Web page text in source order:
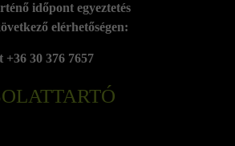
időpont egyeztetés
elérhetőségen:
+36 30 376 7657